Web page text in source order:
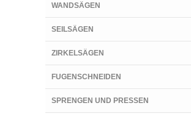
WANDSÄGEN
SEILSÄGEN
ZIRKELSÄGEN
FUGENSCHNEIDEN
SPRENGEN UND PRESSEN